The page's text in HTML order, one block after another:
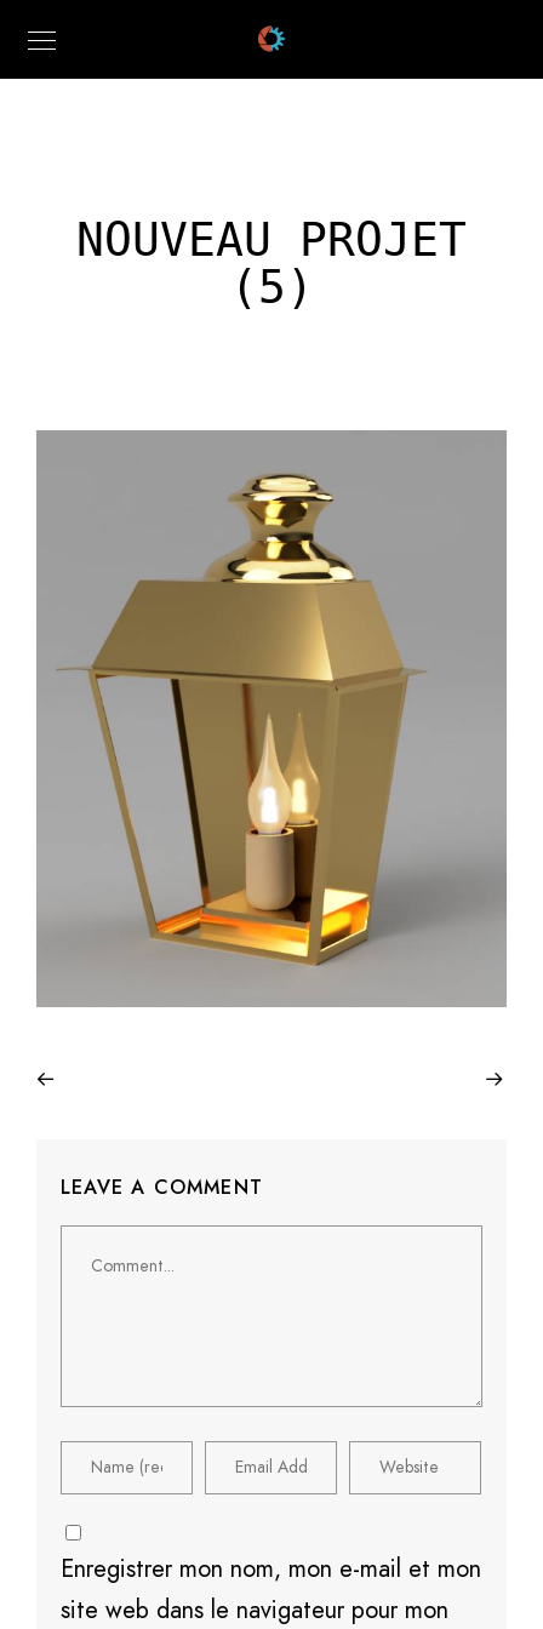
NOUVEAU PROJET
(5)
LEAVE A COMMENT
Enregistrer mon nom, mon e-mail et mon
site web dans le navigateur pour mon